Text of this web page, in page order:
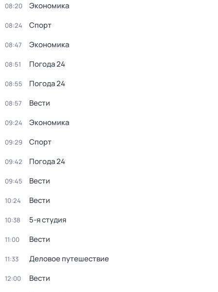
08:20 Экономика
08:24 Спорт
08:47 Экономика
08:51 Погода 24
08:55 Погода 24
08:57 Вести
09:24 Экономика
09:29 Спорт
09:42 Погода 24
09:45 Вести
10:24 Вести
10:38 5-я студия
11:00 Вести
11:33 Деловое путешествие
12:00 Вести